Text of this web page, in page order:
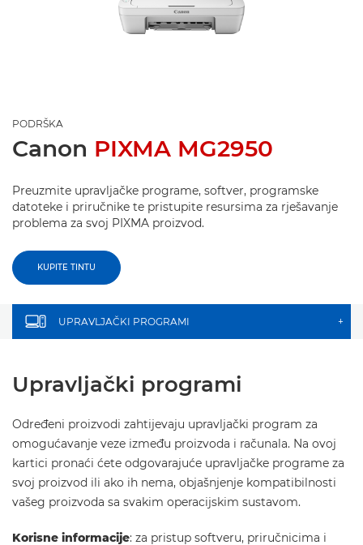
PODRŠKA
Canon PIXMA MG2950
Preuzmite upravljačke programe, softver, programske
datoteke i priručnike te pristupite resursima za rješavanje
problema za svoj PIXMA proizvod.
KUPITE TINTU
UPRAVLJAČKI PROGRAMI +
Upravljački programi
Određeni proizvodi zahtijevaju upravljački program za
omogućavanje veze između proizvoda i računala. Na ovoj
kartici pronaći ćete odgovarajuće upravljačke programe za
svoj proizvod ili ako ih nema, objašnjenje kompatibilnosti
vašeg proizvoda sa svakim operacijskim sustavom.
Korisne informacije: za pristup softveru, priručnicima i